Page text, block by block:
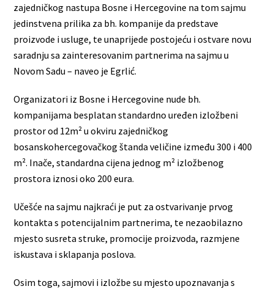
zajedničkog nastupa Bosne i Hercegovine na tom sajmu
jedinstvena prilika za bh. kompanije da predstave
proizvode i usluge, te unaprijede postojeću i ostvare novu
saradnju sa zainteresovanim partnerima na sajmu u
Novom Sadu – naveo je Egrlić.
Organizatori iz Bosne i Hercegovine nude bh.
kompanijama besplatan standardno uređen izložbeni
prostor od 12m² u okviru zajedničkog
bosanskohercegovačkog štanda veličine između 300 i 400
m². Inače, standardna cijena jednog m² izložbenog
prostora iznosi oko 200 eura.
Učešće na sajmu najkraći je put za ostvarivanje prvog
kontakta s potencijalnim partnerima, te nezaobilazno
mjesto susreta struke, promocije proizvoda, razmjene
iskustava i sklapanja poslova.
Osim toga, sajmovi i izložbe su mjesto upoznavanja s